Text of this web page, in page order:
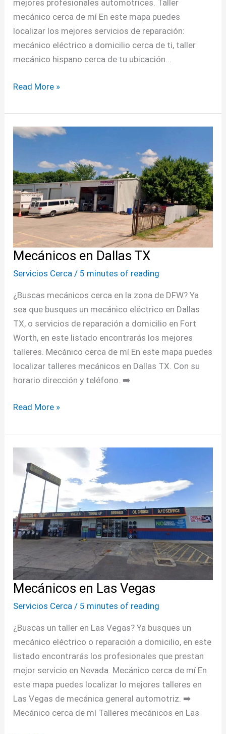
mejores profesionales automotrices. Taller
mecánico cerca de mí En este mapa puedes
localizar los mejores servicios de reparación:
mecánico eléctrico a domicilio cerca de ti, taller
mecánico hispano cerca de tu ubicación…
Read More »
Mecánicos en Dallas TX
Servicios Cerca / 5 minutes of reading
¿Buscas mecánicos cerca en la zona de DFW? Ya
sea que busques un mecánico eléctrico en Dallas
TX, o servicios de reparación a domicilio en Fort
Worth, en este listado encontrarás los mejores
talleres. Mecánico cerca de mí En este mapa puedes
localizar talleres mecánicos en Dallas TX. Con su
horario dirección y teléfono. ➡️
en
Read More »
Mecánicos en Las Vegas
Servicios Cerca / 5 minutes of reading
¿Buscas un taller en Las Vegas? Ya busques un
mecánico eléctrico o reparación a domicilio, en este
listado encontrarás los profesionales que prestan
mejor servicio en Nevada. Mecánico cerca de mí En
este mapa puedes localizar lo mejores talleres en
Las Vegas de mecánica general automotriz. ➡️
Mecánico cerca de mí Talleres mecánicos en Las
Las
Vegas